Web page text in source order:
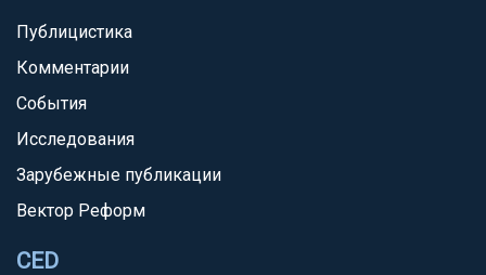
Публицистика
Комментарии
События
Исследования
Зарубежные публикации
Вектор Реформ
CED